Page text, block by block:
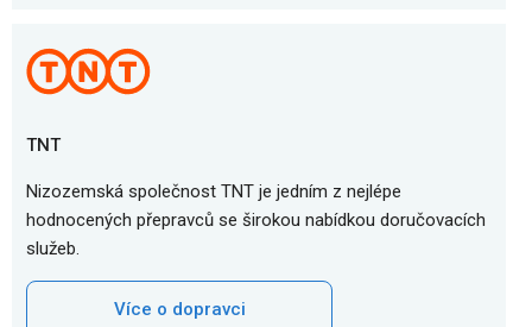
TNT
Nizozemská společnost TNT je jedním z nejlépe
hodnocených přepravců se širokou nabídkou doručovacích
služeb.
Více o dopravci